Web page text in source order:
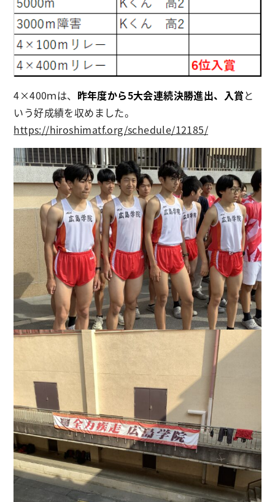
4×400ｍは、 昨年度から5大会連続決勝進出、入賞と
いう好成績を収めました。
https://hiroshimatf.org/schedule/12185/